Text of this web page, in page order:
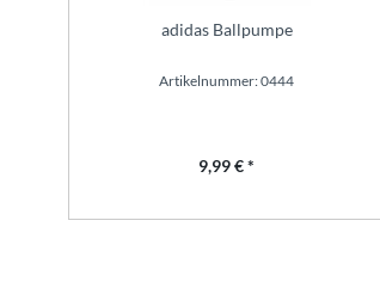
adidas Ballpumpe
Artikelnummer: 0444
9,99 € *